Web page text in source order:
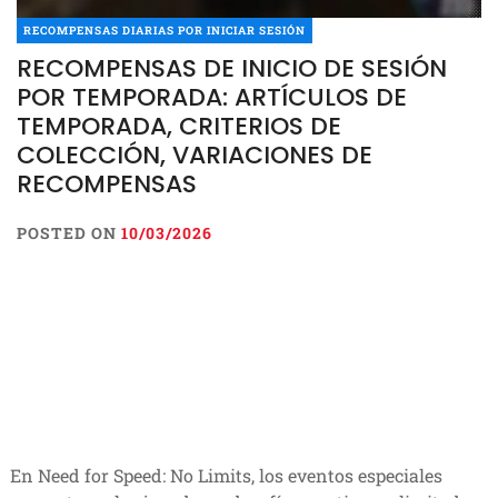
RECOMPENSAS DIARIAS POR INICIAR SESIÓN
RECOMPENSAS DE INICIO DE SESIÓN
POR TEMPORADA: ARTÍCULOS DE
TEMPORADA, CRITERIOS DE
COLECCIÓN, VARIACIONES DE
RECOMPENSAS
POSTED ON 10/03/2026
En Need for Speed: No Limits, los eventos especiales